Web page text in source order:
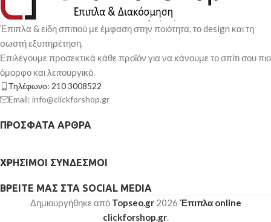
Έπιπλα & είδη σπιτιού με έμφαση στην ποιότητα, το design και τη
σωστή εξυπηρέτηση.
Επιλέγουμε προσεκτικά κάθε προϊόν για να κάνουμε το σπίτι σου πιο
όμορφο και λειτουργικό.
Τηλέφωνο: 210 3008522
Email: info@clickforshop.gr
ΠΡΌΣΦΑΤΑ ΆΡΘΡΑ
ΧΡΉΣΙΜΟΙ ΣΎΝΔΕΣΜΟΙ
ΒΡΕΊΤΕ ΜΑΣ ΣΤΑ SOCIAL MEDIA
Δημιουργήθηκε από Topseo.gr2026 Έπιπλα online
clickforshop.gr.